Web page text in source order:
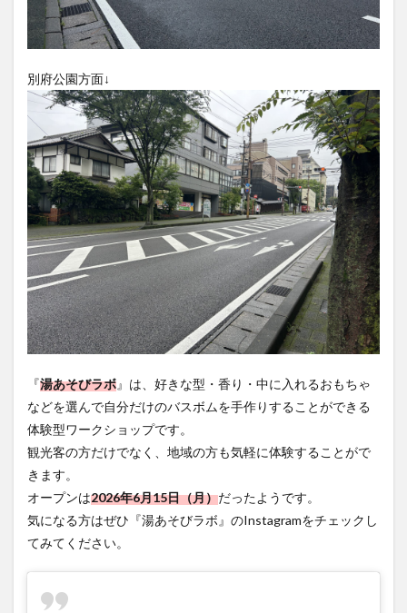
別府公園方面↓
『湯あそびラボ』は、好きな型・香り・中に入れるおもちゃ
などを選んで自分だけのバスボムを手作りすることができる
体験型ワークショップです。
観光客の方だけでなく、地域の方も気軽に体験することがで
きます。
オープンは
気になる方はぜひ『湯あそびラボ』のInstagramをチェックし
てみてください。
絵本
自動販売機 自転車 臼杵市
舞台
芋
花 花火 茶碗蒸し 蕎麦
虹
話題
豊後大野 豊後大野市
豊後高田市
買い物
車 農業文化公園
道の駅
鉄道ジオラマ
閉店 閉院 開店
開店閉店
開店閉店まとめ
開院 韓国
韓国料理
音楽
飛行機 飲み物 高崎山 鰻
検索